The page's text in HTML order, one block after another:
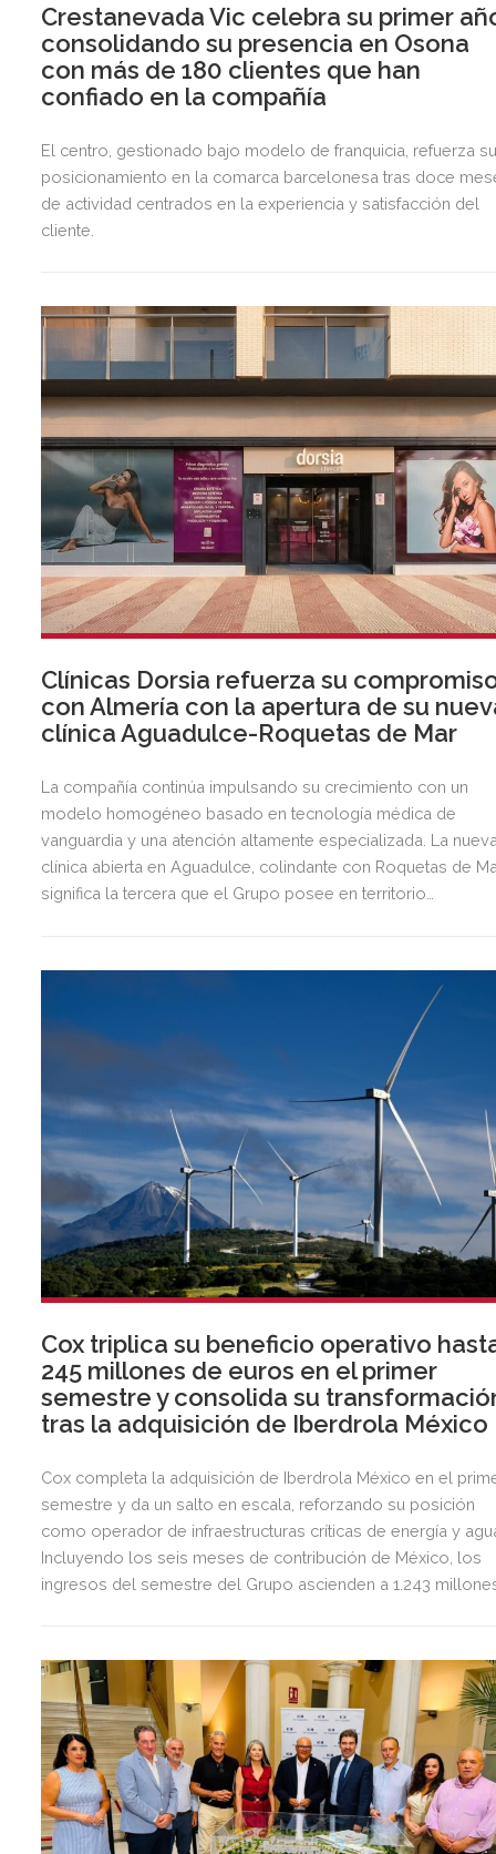
Crestanevada Vic celebra su primer
consolidando su presencia en Osona
con más de 180 clientes que han
confiado en la compañía
El centro, gestionado bajo modelo de franquicia, refuerza
posicionamiento en la comarca barcelonesa tras doce
de actividad centrados en la experiencia y satisfacción del
cliente.
Clínicas Dorsia refuerza su
con Almería con la apertura de su
clínica Aguadulce-Roquetas de Mar
La compañía continúa impulsando su crecimiento con un
modelo homogéneo basado en tecnología médica de
vanguardia y una atención altamente especializada. La
clínica abierta en Aguadulce, colindante con Roquetas de
significa la tercera que el Grupo posee en territorio
Cox triplica su beneficio operativo
245 millones de euros en el primer
semestre y consolida su
tras la adquisición de Iberdrola México
Cox completa la adquisición de Iberdrola México en el
semestre y da un salto en escala, reforzando su posición
como operador de infraestructuras críticas de energía y
Incluyendo los seis meses de contribución de México, los
ingresos del semestre del Grupo ascienden a 1.243